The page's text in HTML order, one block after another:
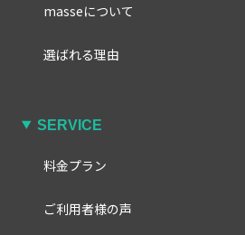
masseについて
選ばれる理由
SERVICE
料金プラン
ご利用者様の声